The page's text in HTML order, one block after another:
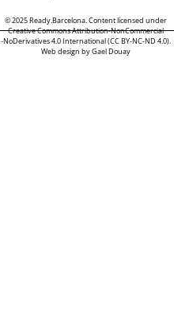
© 2025 Ready.Barcelona. Content licensed under
Creative Commons Attribution-NonCommercial
-NoDerivatives 4.0 International (CC BY-NC-ND 4.0).
Web design byGael Douay